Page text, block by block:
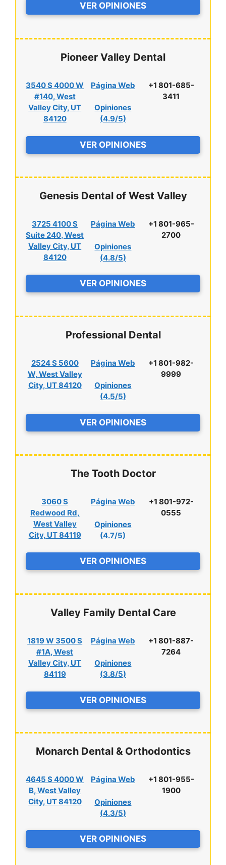
VER OPINIONES
Pioneer Valley Dental
3540 S 4000 W
#140, West
Valley City, UT
84120
Página Web
Opiniones
(4.9/5)
+1 801-685-
3411
VER OPINIONES
Genesis Dental of West Valley
3725 4100 S
Suite 240, West
Valley City, UT
84120
Página Web
Opiniones
(4.8/5)
+1 801-965-
2700
VER OPINIONES
Professional Dental
2524 S 5600
W, West Valley
City, UT 84120
Página Web
Opiniones
(4.5/5)
+1 801-982-
9999
VER OPINIONES
The Tooth Doctor
3060 S
Redwood Rd,
West Valley
City, UT 84119
Página Web
Opiniones
(4.7/5)
+1 801-972-
0555
VER OPINIONES
Valley Family Dental Care
1819 W 3500 S
#1A, West
Valley City, UT
84119
Página Web
Opiniones
(3.8/5)
+1 801-887-
7264
VER OPINIONES
Monarch Dental & Orthodontics
4645 S 4000 W
B, West Valley
City, UT 84120
Página Web
Opiniones
(4.3/5)
+1 801-955-
1900
VER OPINIONES